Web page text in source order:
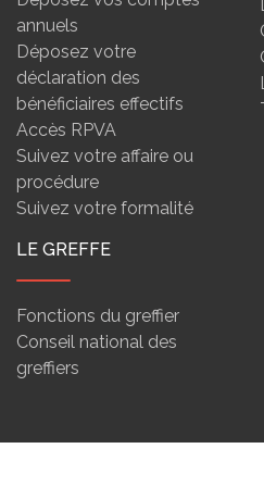
annuels
Déposez votre
déclaration des
bénéficiaires effectifs
Accès RPVA
Suivez votre affaire ou
procédure
Suivez votre formalité
LE GREFFE
Fonctions du greffier
Conseil national des
greffiers